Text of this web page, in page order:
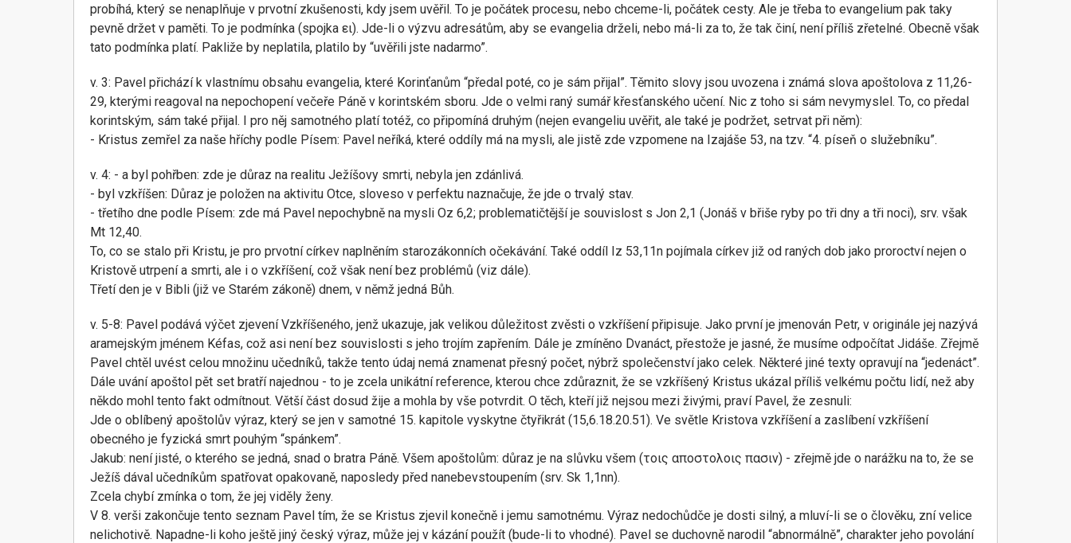
probíhá, který se nenaplňuje v prvotní zkušenosti, kdy jsem uvěřil. To je počátek procesu, nebo chceme-li, počátek cesty. Ale je třeba to evangelium pak taky
pevně držet v paměti. To je podmínka (spojka ει). Jde-li o výzvu adresátům, aby se evangelia drželi, nebo má-li za to, že tak činí, není příliš zřetelné. Obecně však
tato podmínka platí. Pakliže by neplatila, platilo by “uvěřili jste nadarmo”.
v. 3: Pavel přichází k vlastnímu obsahu evangelia, které Korinťanům “předal poté, co je sám přijal”. Těmito slovy jsou uvozena i známá slova apoštolova z 11,26-
29, kterými reagoval na nepochopení večeře Páně v korintském sboru. Jde o velmi raný sumář křesťanského učení. Nic z toho si sám nevymyslel. To, co předal
korintským, sám také přijal. I pro něj samotného platí totéž, co připomíná druhým (nejen evangeliu uvěřit, ale také je podržet, setrvat při něm):
- Kristus zemřel za naše hříchy podle Písem: Pavel neříká, které oddíly má na mysli, ale jistě zde vzpomene na Izajáše 53, na tzv. “4. píseň o služebníku”.
v. 4: - a byl pohřben: zde je důraz na realitu Ježíšovy smrti, nebyla jen zdánlivá.
- byl vzkříšen: Důraz je položen na aktivitu Otce, sloveso v perfektu naznačuje, že jde o trvalý stav.
- třetího dne podle Písem: zde má Pavel nepochybně na mysli Oz 6,2; problematičtější je souvislost s Jon 2,1 (Jonáš v břiše ryby po tři dny a tři noci), srv. však
Mt 12,40.
To, co se stalo při Kristu, je pro prvotní církev naplněním starozákonních očekávání. Také oddíl Iz 53,11n pojímala církev již od raných dob jako proroctví nejen o
Kristově utrpení a smrti, ale i o vzkříšení, což však není bez problémů (viz dále).
Třetí den je v Bibli (již ve Starém zákoně) dnem, v němž jedná Bůh.
v. 5-8: Pavel podává výčet zjevení Vzkříšeného, jenž ukazuje, jak velikou důležitost zvěsti o vzkříšení připisuje. Jako první je jmenován Petr, v originále jej nazývá
aramejským jménem Kéfas, což asi není bez souvislosti s jeho trojím zapřením. Dále je zmíněno Dvanáct, přestože je jasné, že musíme odpočítat Jidáše. Zřejmě
Pavel chtěl uvést celou množinu učedníků, takže tento údaj nemá znamenat přesný počet, nýbrž společenství jako celek. Některé jiné texty opravují na “jedenáct”.
Dále uvání apoštol pět set bratří najednou - to je zcela unikátní reference, kterou chce zdůraznit, že se vzkříšený Kristus ukázal příliš velkému počtu lidí, než aby
někdo mohl tento fakt odmítnout. Větší část dosud žije a mohla by vše potvrdit. O těch, kteří již nejsou mezi živými, praví Pavel, že zesnuli:
Jde o oblíbený apoštolův výraz, který se jen v samotné 15. kapitole vyskytne čtyřikrát (15,6.18.20.51). Ve světle Kristova vzkříšení a zaslíbení vzkříšení
obecného je fyzická smrt pouhým “spánkem”.
Jakub: není jisté, o kterého se jedná, snad o bratra Páně. Všem apoštolům: důraz je na slůvku všem (τοις αποστολοις πασιν) - zřejmě jde o narážku na to, že se
Ježíš dával učedníkům spatřovat opakovaně, naposledy před nanebevstoupením (srv. Sk 1,1nn).
Zcela chybí zmínka o tom, že jej viděly ženy.
V 8. verši zakončuje tento seznam Pavel tím, že se Kristus zjevil konečně i jemu samotnému. Výraz nedochůdče je dosti silný, a mluví-li se o člověku, zní velice
nelichotivě. Napadne-li koho ještě jiný český výraz, může jej v kázání použít (bude-li to vhodné). Pavel se duchovně narodil “abnormálně”, charakter jeho povolání